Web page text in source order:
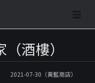
酒樓）
2021-07-30（黃藍商店）